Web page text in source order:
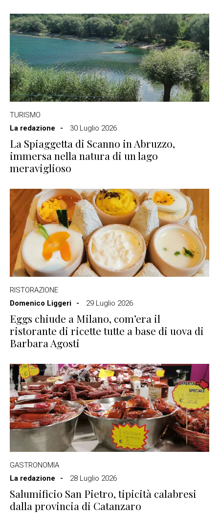
TURISMO
La redazione
30 Luglio 2026
La Spiaggetta di Scanno in Abruzzo,
immersa nella natura di un lago
meraviglioso
RISTORAZIONE
Domenico Liggeri
29 Luglio 2026
Eggs chiude a Milano, com’era il
ristorante di ricette tutte a base di uova di
Barbara Agosti
GASTRONOMIA
La redazione
28 Luglio 2026
Salumificio San Pietro, tipicità calabresi
dalla provincia di Catanzaro